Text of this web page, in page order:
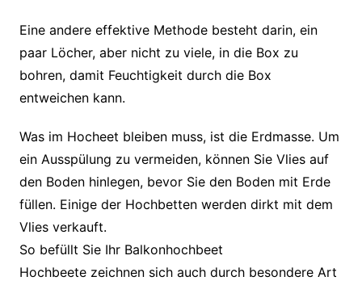
Eine andere effektive Methode besteht darin, ein
paar Löcher, aber nicht zu viele, in die Box zu
bohren, damit Feuchtigkeit durch die Box
entweichen kann.
Was im Hocheet bleiben muss, ist die Erdmasse. Um
ein Ausspülung zu vermeiden, können Sie Vlies auf
den Boden hinlegen, bevor Sie den Boden mit Erde
füllen. Einige der Hochbetten werden dirkt mit dem
Vlies verkauft.
So befüllt Sie Ihr Balkonhochbeet
Hochbeete zeichnen sich auch durch besondere Art